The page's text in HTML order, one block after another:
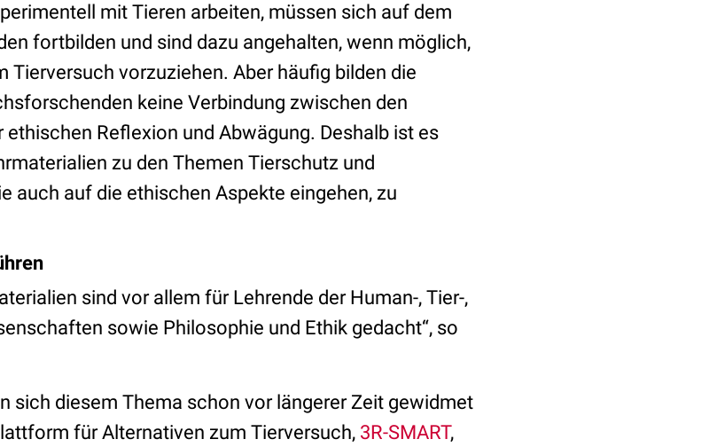
mit Tieren arbeiten, müssen sich auf dem
fortbilden und sind dazu angehalten, wenn möglich,
Tierversuch vorzuziehen. Aber häufig bilden die
keine Verbindung zwischen den
Reflexion und Abwägung. Deshalb ist es
zu den Themen Tierschutz und
auch auf die ethischen Aspekte eingehen, zu
sind vor allem für Lehrende der Human-, Tier-,
sowie Philosophie und Ethik gedacht“, so
sich diesem Thema schon vor längerer Zeit gewidmet
für Alternativen zum Tierversuch, 3R-SMART,